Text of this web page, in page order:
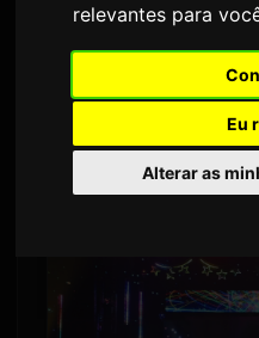
relevantes para
Eu
Alterar as
O evento anual
fará uma turnê por